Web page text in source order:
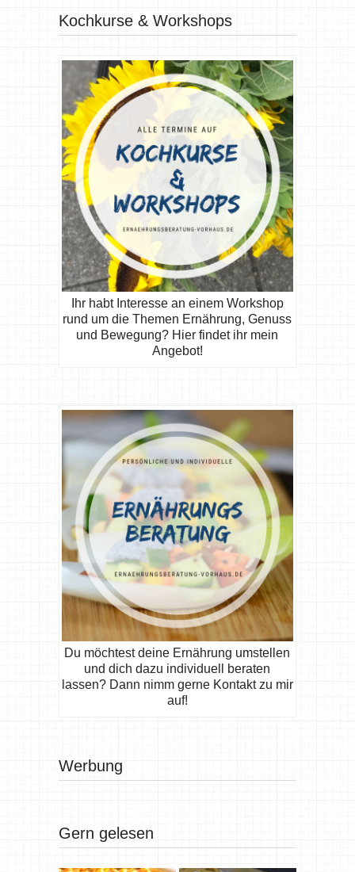
Kochkurse & Workshops
Ihr habt Interesse an einem Workshop
rund um die Themen Ernährung, Genuss
und Bewegung? Hier findet ihr mein
Angebot!
Du möchtest deine Ernährung umstellen
und dich dazu individuell beraten
lassen? Dann nimm gerne Kontakt zu mir
auf!
Werbung
Gern gelesen